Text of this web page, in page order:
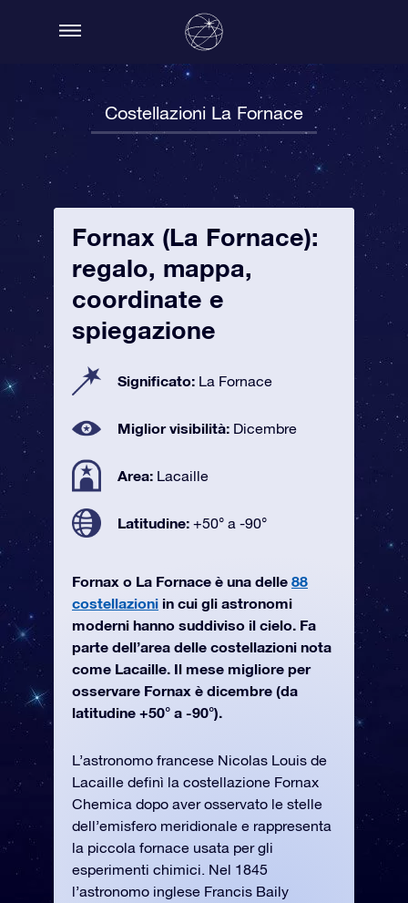
Costellazioni La Fornace
Fornax (La Fornace):
regalo, mappa,
coordinate e
spiegazione
Significato: La Fornace
Miglior visibilità: Dicembre
Area: Lacaille
Latitudine: +50° a -90°
Fornax o La Fornace è una delle 88
costellazioni in cui gli astronomi
moderni hanno suddiviso il cielo. Fa
parte dell’area delle costellazioni nota
come Lacaille. Il mese migliore per
osservare Fornax è dicembre (da
latitudine +50° a -90°).
L’astronomo francese Nicolas Louis de
Lacaille definì la costellazione Fornax
Chemica dopo aver osservato le stelle
dell’emisfero meridionale e rappresenta
la piccola fornace usata per gli
esperimenti chimici. Nel 1845
l’astronomo inglese Francis Baily